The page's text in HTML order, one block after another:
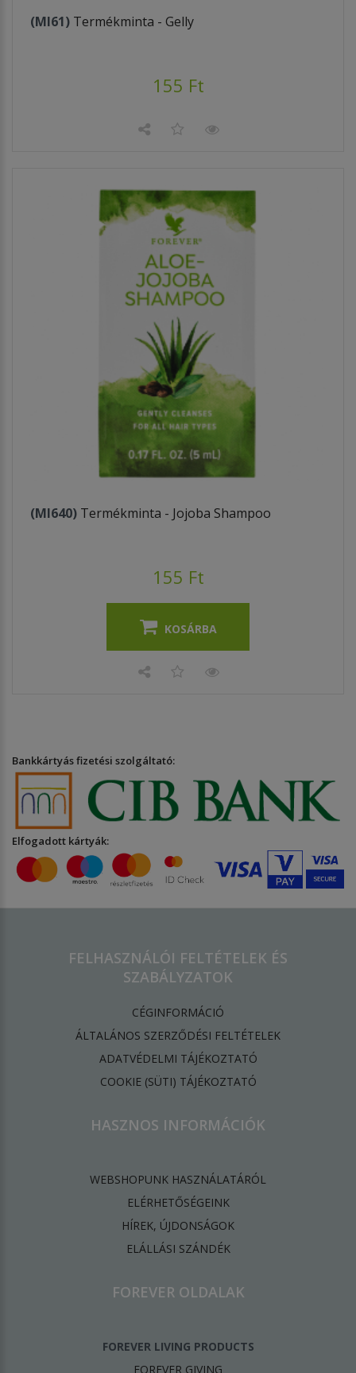
(MI61) Termékminta - Gelly
155 Ft
(MI640) Termékminta - Jojoba Shampoo
155 Ft
KOSÁRBA
Bankkártyás fizetési szolgáltató:
Elfogadott kártyák:
FELHASZNÁLÓI FELTÉTELEK ÉS
SZABÁLYZATOK
CÉGINFORMÁCIÓ
ÁLTALÁNOS SZERZŐDÉSI FELTÉTELEK
ADATVÉDELMI TÁJÉKOZTATÓ
​COOKIE (SÜTI) TÁJÉKOZTATÓ
HASZNOS INFORMÁCIÓK
WEBSHOPUNK HASZNÁLATÁRÓL
ELÉRHETŐSÉGEINK
HÍREK, ÚJDONSÁGOK
ELÁLLÁSI SZÁNDÉK
FOREVER OLDALAK
FOREVER LIVING PRODUCTS
FOREVER GIVING